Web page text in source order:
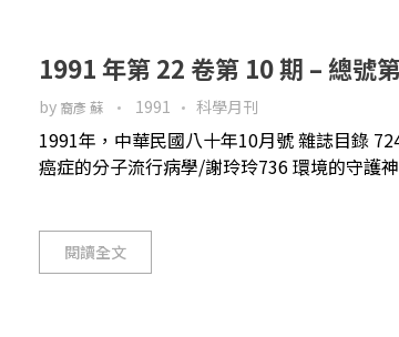
1991 年第 22 卷第 10 期 – 總號
by 裔彥 蘇 1991 科學月刊
1991年，中華民國八十年10月號 雜誌目錄
癌症的分子流行病學/謝玲玲736 環境的守
閱讀全文